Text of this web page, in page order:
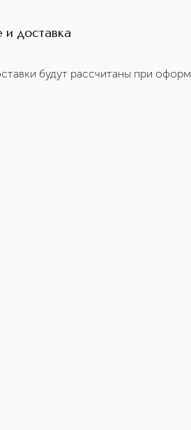
и доставка
будут рассчитаны при